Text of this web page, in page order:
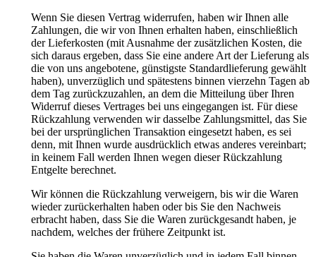
Wenn Sie diesen Vertrag widerrufen, haben wir Ihnen alle
Zahlungen, die wir von Ihnen erhalten haben, einschließlich
der Lieferkosten (mit Ausnahme der zusätzlichen Kosten, die
sich daraus ergeben, dass Sie eine andere Art der Lieferung als
die von uns angebotene, günstigste Standardlieferung gewählt
haben), unverzüglich und spätestens binnen vierzehn Tagen ab
dem Tag zurückzuzahlen, an dem die Mitteilung über Ihren
Widerruf dieses Vertrages bei uns eingegangen ist. Für diese
Rückzahlung verwenden wir dasselbe Zahlungsmittel, das Sie
bei der ursprünglichen Transaktion eingesetzt haben, es sei
denn, mit Ihnen wurde ausdrücklich etwas anderes vereinbart;
in keinem Fall werden Ihnen wegen dieser Rückzahlung
Entgelte berechnet.
Wir können die Rückzahlung verweigern, bis wir die Waren
wieder zurückerhalten haben oder bis Sie den Nachweis
erbracht haben, dass Sie die Waren zurückgesandt haben, je
nachdem, welches der frühere Zeitpunkt ist.